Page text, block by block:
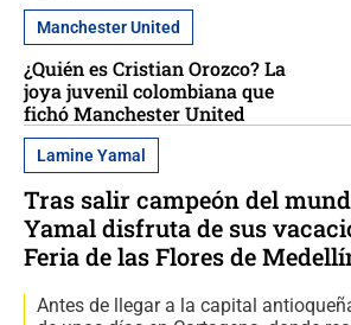
Manchester United
¿Quién es Cristian Orozco? La
joya juvenil colombiana que
fichó Manchester United
Lamine Yamal
Tras salir campeón del
Yamal disfruta de sus
Feria de las Flores de
Antes de llegar a la capital